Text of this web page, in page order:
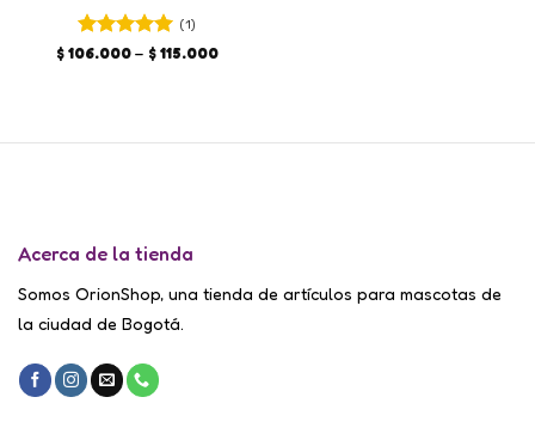
Valorado en
(1)
$106.000 – $115.000Price
Acerca de la tienda
Somos OrionShop, una tienda de artículos para mascotas de
la ciudad de Bogotá.